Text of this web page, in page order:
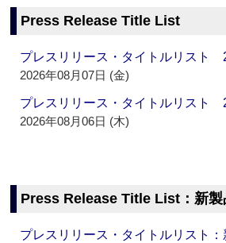
Press Release Title List
プレスリリース・タイトルリスト
2026年08月07日 (金)
プレスリリース・タイトルリスト
2026年08月06日 (木)
Press Release Title List：新製
プレスリリース・タイトルリスト